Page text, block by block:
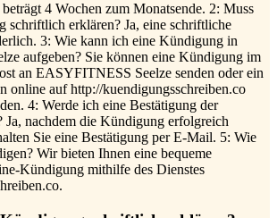
4 Wochen zum Monatsende. 2: Muss
schriftlich erklären? Ja, eine schriftliche
3: Wie kann ich eine Kündigung in
aufgeben? Sie können eine Kündigung im
an EASYFITNESS Seelze senden oder ein
online auf http://kuendigungsschreiben.co
4: Werde ich eine Bestätigung der
Ja, nachdem die Kündigung erfolgreich
Sie eine Bestätigung per E-Mail. 5: Wie
Wir bieten Ihnen eine bequeme
Kündigung mithilfe des Dienstes